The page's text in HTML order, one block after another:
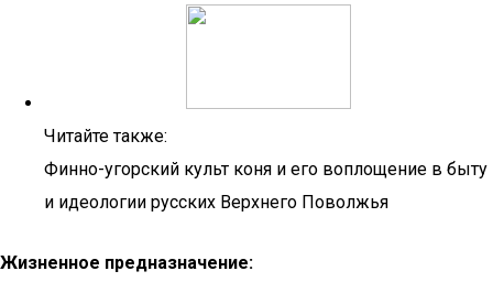
Читайте также:
Финно-угорский культ коня и его воплощение в быту
и идеологии русских Верхнего Поволжья
Жизненное предназначение: